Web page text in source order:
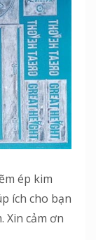
ép kim
ích cho bạn
Xin cảm ơn